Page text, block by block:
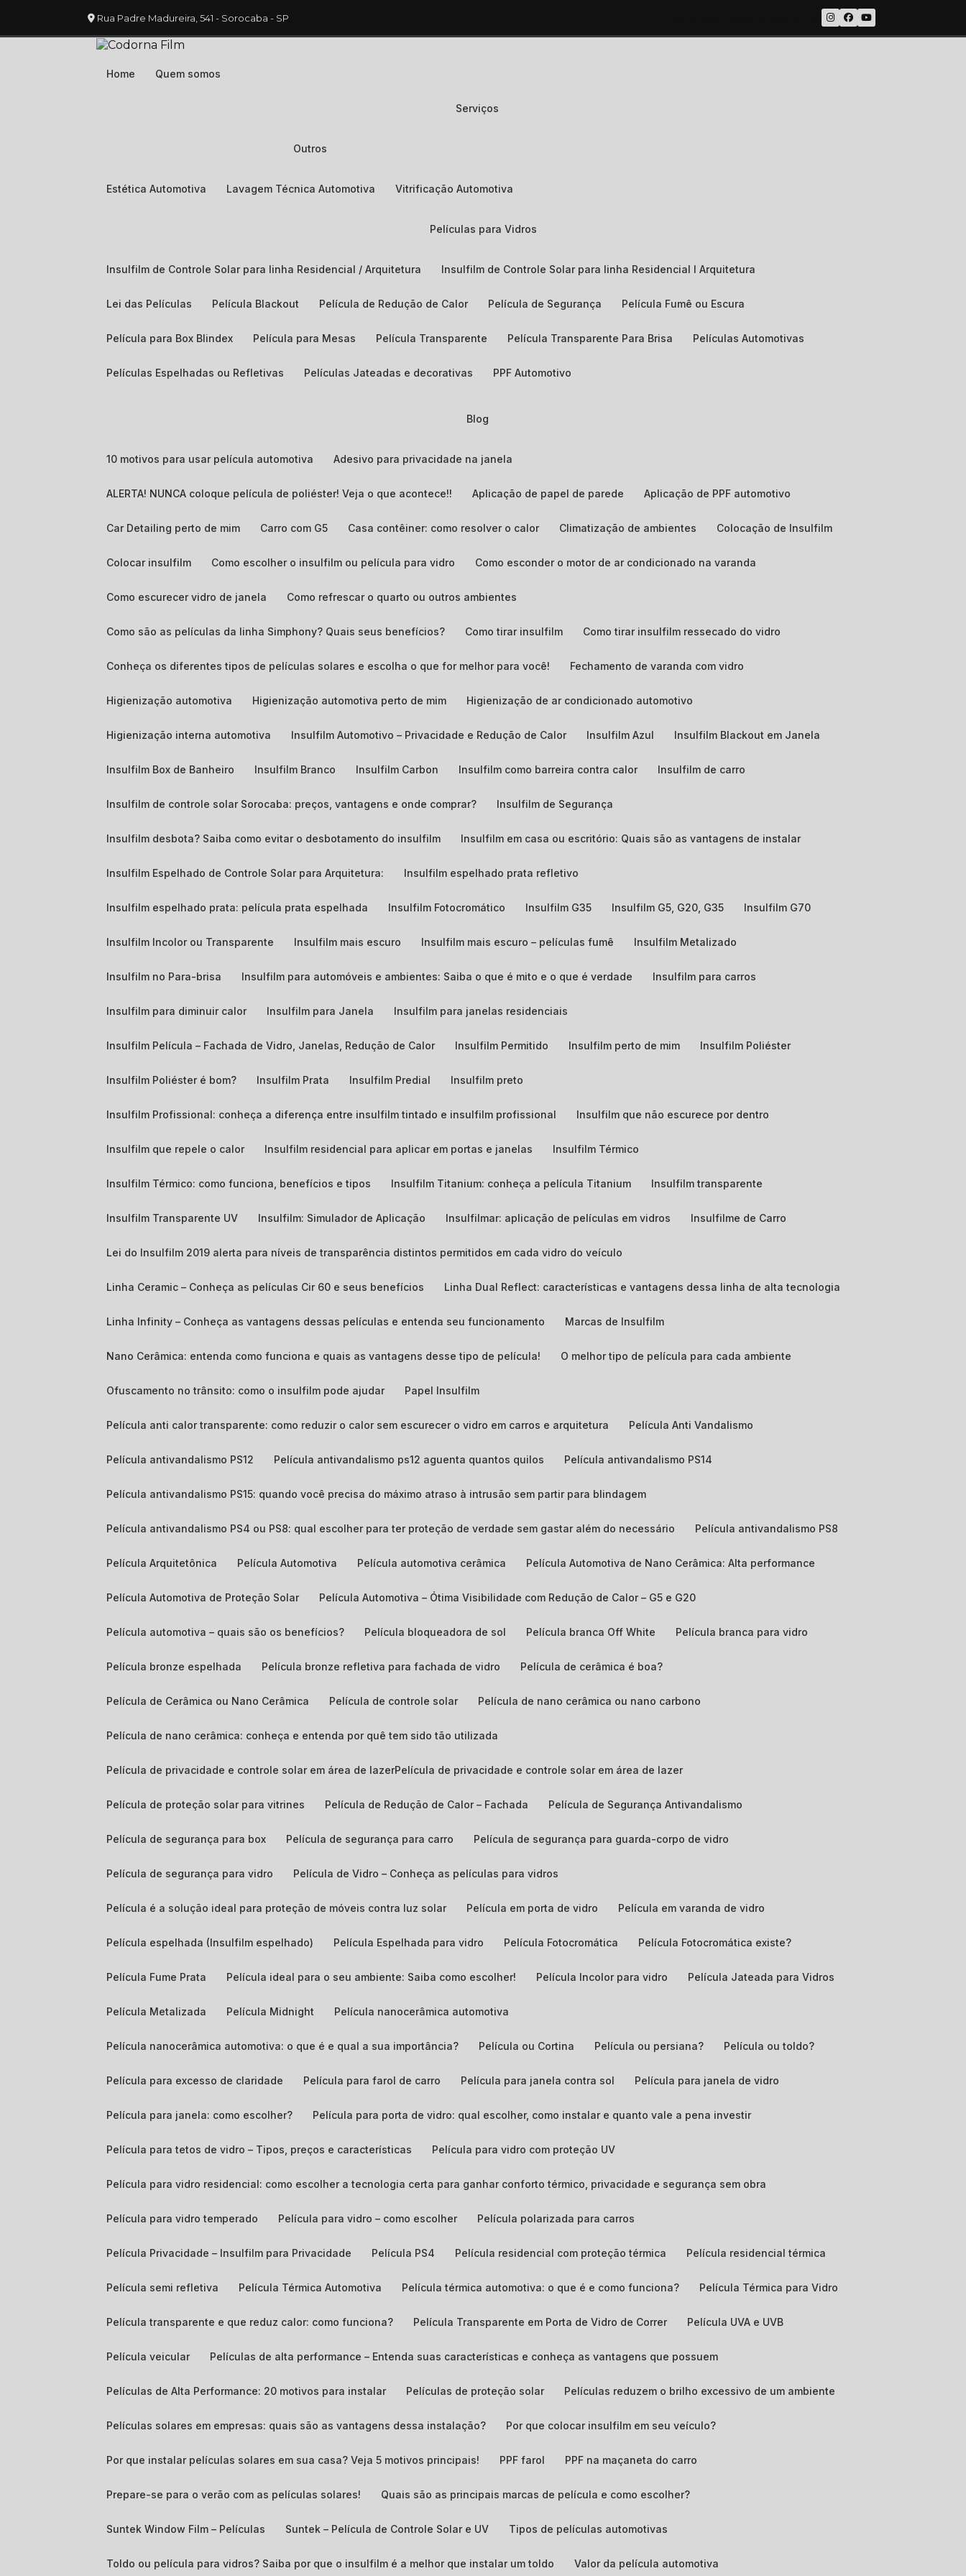
Rua Padre Madureira, 541 - Sorocaba - SP
Home Quem somos
Serviços
Outros
Estética Automotiva Lavagem Técnica Automotiva Vitrificação Automotiva
Películas para Vidros
Insulfilm de Controle Solar para linha Residencial / Arquitetura Insulfilm de Controle Solar para linha Residencial I Arquitetura
Lei das Películas Película Blackout Película de Redução de Calor Película de Segurança Película Fumê ou Escura
Película para Box Blindex Película para Mesas Película Transparente Película Transparente Para Brisa Películas Automotivas
Películas Espelhadas ou Refletivas Películas Jateadas e decorativas PPF Automotivo
Blog
10 motivos para usar película automotiva Adesivo para privacidade na janela
ALERTA! NUNCA coloque película de poliéster! Veja o que acontece!! Aplicação de papel de parede Aplicação de PPF automotivo
Car Detailing perto de mim Carro com G5 Casa contêiner: como resolver o calor Climatização de ambientes Colocação de Insulfilm
Colocar insulfilm Como escolher o insulfilm ou película para vidro Como esconder o motor de ar condicionado na varanda
Como escurecer vidro de janela Como refrescar o quarto ou outros ambientes
Como são as películas da linha Simphony? Quais seus benefícios? Como tirar insulfilm Como tirar insulfilm ressecado do vidro
Conheça os diferentes tipos de películas solares e escolha o que for melhor para você! Fechamento de varanda com vidro
Higienização automotiva Higienização automotiva perto de mim Higienização de ar condicionado automotivo
Higienização interna automotiva Insulfilm Automotivo – Privacidade e Redução de Calor Insulfilm Azul Insulfilm Blackout em Janela
Insulfilm Box de Banheiro Insulfilm Branco Insulfilm Carbon Insulfilm como barreira contra calor Insulfilm de carro
Insulfilm de controle solar Sorocaba: preços, vantagens e onde comprar? Insulfilm de Segurança
Insulfilm desbota? Saiba como evitar o desbotamento do insulfilm Insulfilm em casa ou escritório: Quais são as vantagens de instalar
Insulfilm Espelhado de Controle Solar para Arquitetura: Insulfilm espelhado prata refletivo
Insulfilm espelhado prata: película prata espelhada Insulfilm Fotocromático Insulfilm G35 Insulfilm G5, G20, G35 Insulfilm G70
Insulfilm Incolor ou Transparente Insulfilm mais escuro Insulfilm mais escuro – películas fumê Insulfilm Metalizado
Insulfilm no Para-brisa Insulfilm para automóveis e ambientes: Saiba o que é mito e o que é verdade Insulfilm para carros
Insulfilm para diminuir calor Insulfilm para Janela Insulfilm para janelas residenciais
Insulfilm Película – Fachada de Vidro, Janelas, Redução de Calor Insulfilm Permitido Insulfilm perto de mim Insulfilm Poliéster
Insulfilm Poliéster é bom? Insulfilm Prata Insulfilm Predial Insulfilm preto
Insulfilm Profissional: conheça a diferença entre insulfilm tintado e insulfilm profissional Insulfilm que não escurece por dentro
Insulfilm que repele o calor Insulfilm residencial para aplicar em portas e janelas Insulfilm Térmico
Insulfilm Térmico: como funciona, benefícios e tipos Insulfilm Titanium: conheça a película Titanium Insulfilm transparente
Insulfilm Transparente UV Insulfilm: Simulador de Aplicação Insulfilmar: aplicação de películas em vidros Insulfilme de Carro
Lei do Insulfilm 2019 alerta para níveis de transparência distintos permitidos em cada vidro do veículo
Linha Ceramic – Conheça as películas Cir 60 e seus benefícios Linha Dual Reflect: características e vantagens dessa linha de alta tecnologia
Linha Infinity – Conheça as vantagens dessas películas e entenda seu funcionamento Marcas de Insulfilm
Nano Cerâmica: entenda como funciona e quais as vantagens desse tipo de película! O melhor tipo de película para cada ambiente
Ofuscamento no trânsito: como o insulfilm pode ajudar Papel Insulfilm
Película anti calor transparente: como reduzir o calor sem escurecer o vidro em carros e arquitetura Película Anti Vandalismo
Película antivandalismo PS12 Película antivandalismo ps12 aguenta quantos quilos​ Película antivandalismo PS14
Película antivandalismo PS15: quando você precisa do máximo atraso à intrusão sem partir para blindagem
Película antivandalismo PS4 ou PS8: qual escolher para ter proteção de verdade sem gastar além do necessário Película antivandalismo PS8
Película Arquitetônica Película Automotiva Película automotiva cerâmica Película Automotiva de Nano Cerâmica: Alta performance
Película Automotiva de Proteção Solar Película Automotiva – Ótima Visibilidade com Redução de Calor – G5 e G20
Película automotiva – quais são os benefícios? Película bloqueadora de sol película branca Off White Película branca para vidro
Película bronze espelhada Película bronze refletiva para fachada de vidro Película de cerâmica é boa?
Película de Cerâmica ou Nano Cerâmica Película de controle solar Película de nano cerâmica ou nano carbono
Película de nano cerâmica: conheça e entenda por quê tem sido tão utilizada
Película de privacidade e controle solar em área de lazerPelícula de privacidade e controle solar em área de lazer
Película de proteção solar para vitrines Película de Redução de Calor – Fachada Película de Segurança Antivandalismo
Película de segurança para box Película de segurança para carro Película de segurança para guarda-corpo de vidro
Película de segurança para vidro Película de Vidro – Conheça as películas para vidros
Película é a solução ideal para proteção de móveis contra luz solar Película em porta de vidro Película em varanda de vidro
Película espelhada (Insulfilm espelhado) Película Espelhada para vidro Película Fotocromática Película Fotocromática existe?
Película Fume Prata Película ideal para o seu ambiente: Saiba como escolher! Película Incolor para vidro Película Jateada para Vidros
Película Metalizada Película Midnight Película nanocerâmica automotiva
Película nanocerâmica automotiva: o que é e qual a sua importância? Película ou Cortina Película ou persiana? Película ou toldo?
Película para excesso de claridade Película para farol de carro Película para janela contra sol Película para janela de vidro
Película para janela: como escolher? Película para porta de vidro: qual escolher, como instalar e quanto vale a pena investir
Película para tetos de vidro – Tipos, preços e características Película para vidro com proteção UV
Película para vidro residencial: como escolher a tecnologia certa para ganhar conforto térmico, privacidade e segurança sem obra
Película para vidro temperado Película para vidro – como escolher Película polarizada para carros
Película Privacidade – Insulfilm para Privacidade Película PS4 Película residencial com proteção térmica Película residencial térmica
Película semi refletiva Película Térmica Automotiva Película térmica automotiva: o que é e como funciona? Película Térmica para Vidro
Película transparente e que reduz calor: como funciona? Película Transparente em Porta de Vidro de Correr Película UVA e UVB
Película veicular Películas de alta performance – Entenda suas características e conheça as vantagens que possuem
Películas de Alta Performance: 20 motivos para instalar Películas de proteção solar Películas reduzem o brilho excessivo de um ambiente
Películas solares em empresas: quais são as vantagens dessa instalação? Por que colocar insulfilm em seu veículo?
Por que instalar películas solares em sua casa? Veja 5 motivos principais! PPF farol PPF na maçaneta do carro
Prepare-se para o verão com as películas solares! Quais são as principais marcas de película e como escolher?
Suntek Window Film – Películas Suntek – Película de Controle Solar e UV Tipos de películas automotivas
Toldo ou película para vidros? Saiba por que o insulfilm é a melhor que instalar um toldo Valor da película automotiva